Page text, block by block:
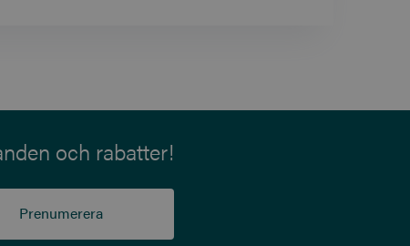
och rabatter!
Prenumerera